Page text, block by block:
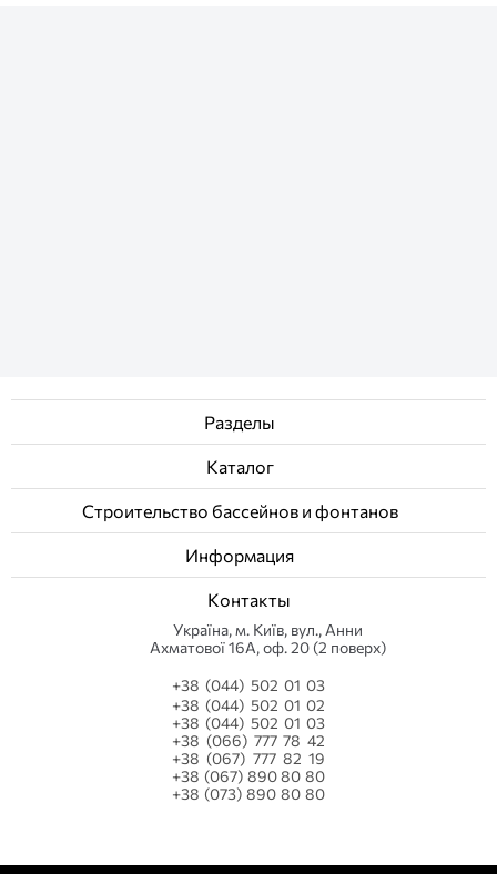
Разделы
Каталог
Строительство бассейнов и фонтанов
Информация
Контакты
Українa, м. Київ, вул., Анни
Ахматової 16А, оф. 20 (2 поверх)
+38 (044) 502 01 03
+38 (044) 502 01 02
+38 (044) 502 01 03
+38 (066) 777 78 42
+38 (067) 777 82 19
+38 (067) 890 80 80
+38 (073) 890 80 80